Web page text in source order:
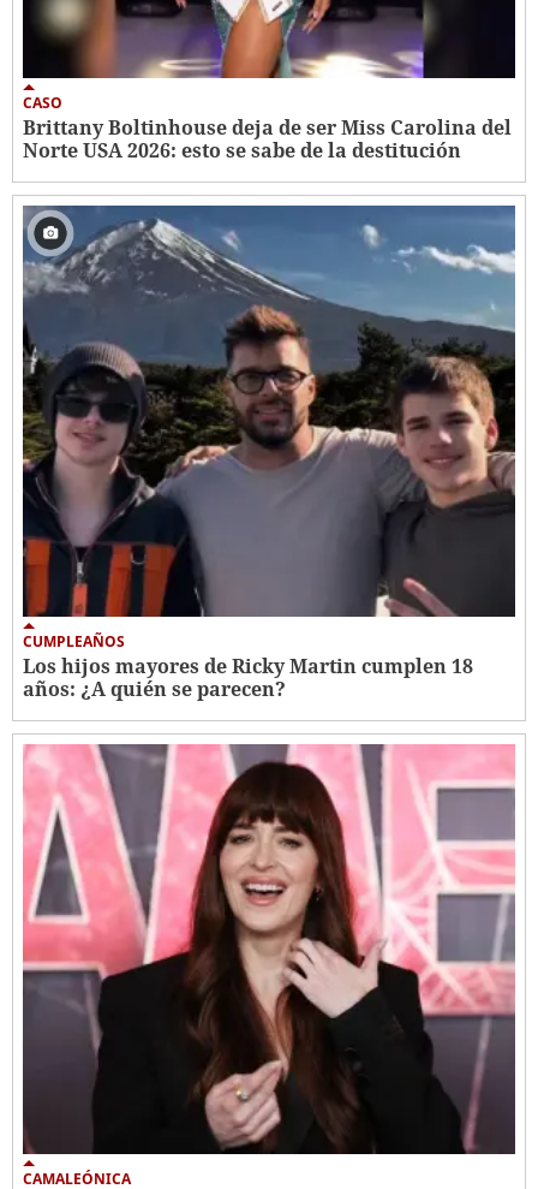
CASO
Brittany Boltinhouse deja de ser Miss Carolina del
Norte USA 2026: esto se sabe de la destitución
CUMPLEAÑOS
Los hijos mayores de Ricky Martin cumplen 18
años: ¿A quién se parecen?
CAMALEÓNICA